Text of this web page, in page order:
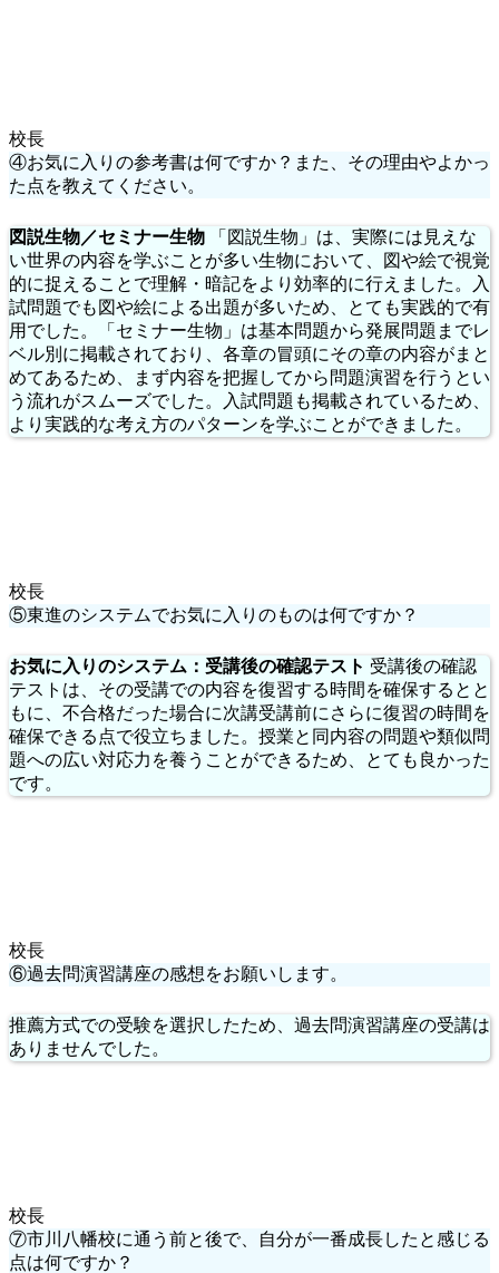
校長
④お気に入りの参考書は何ですか？また、その理由やよかっ
た点を教えてください。
図説生物／セミナー生物 「図説生物」は、実際には見えな
い世界の内容を学ぶことが多い生物において、図や絵で視覚
的に捉えることで理解・暗記をより効率的に行えました。入
試問題でも図や絵による出題が多いため、とても実践的で有
用でした。「セミナー生物」は基本問題から発展問題までレ
ベル別に掲載されており、各章の冒頭にその章の内容がまと
めてあるため、まず内容を把握してから問題演習を行うとい
う流れがスムーズでした。入試問題も掲載されているため、
より実践的な考え方のパターンを学ぶことができました。
校長
⑤東進のシステムでお気に入りのものは何ですか？
お気に入りのシステム：受講後の確認テスト 受講後の確認
テストは、その受講での内容を復習する時間を確保するとと
もに、不合格だった場合に次講受講前にさらに復習の時間を
確保できる点で役立ちました。授業と同内容の問題や類似問
題への広い対応力を養うことができるため、とても良かった
です。
校長
⑥過去問演習講座の感想をお願いします。
推薦方式での受験を選択したため、過去問演習講座の受講は
ありませんでした。
校長
⑦市川八幡校に通う前と後で、自分が一番成長したと感じる
点は何ですか？